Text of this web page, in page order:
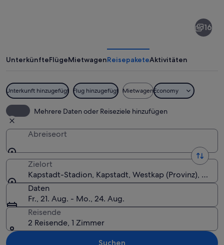
16
UnterkünfteFlügeMietwagenReisepaketeAktivitäten
Unterkunft hinzugefügt Flug hinzugefügt MietwagenEconomy
Mehrere Daten oder Reiseziele hinzufügen
Abreiseort
Zielort
Kapstadt-Stadion, Kapstadt, Westkap (Provinz),
Daten
Fr., 21. Aug. - Mo., 24. Aug.
Reisende
2 Reisende, 1 Zimmer
Suchen